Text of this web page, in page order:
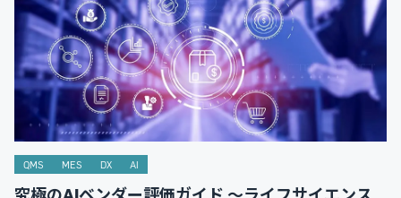
QMS MES DX AI